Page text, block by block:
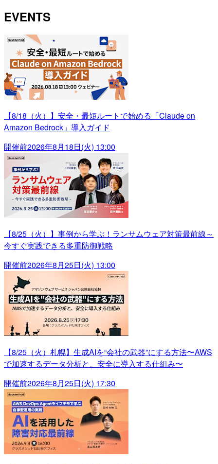
EVENTS
【8/18（火）】安全・最短ルートで始める「Claude on
Amazon Bedrock」導入ガイド
開催前2026年8月18日(火) 13:00
【8/25（火）】事例から学ぶ！ランサムウェア対策最前線～
今すぐ実践できる多重防御戦略
開催前2026年8月25日(火) 13:00
【8/25（火）札幌】生成AIを“会社の武器”にする方法〜AWS
で加速するデータ分析と、安全に導入する仕組み〜
開催前2026年8月25日(火) 17:30